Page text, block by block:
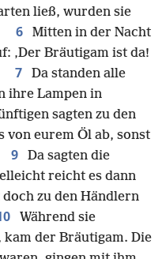
ließ, wurden sie
6
Mitten in der Nacht
‚Der Bräutigam ist da!
7
Da standen alle
ihre Lampen in
sagten zu den
von eurem Öl ab, sonst
9
Da sagten die
reicht es dann
zu den Händlern
Während sie
kam der Bräutigam. Die